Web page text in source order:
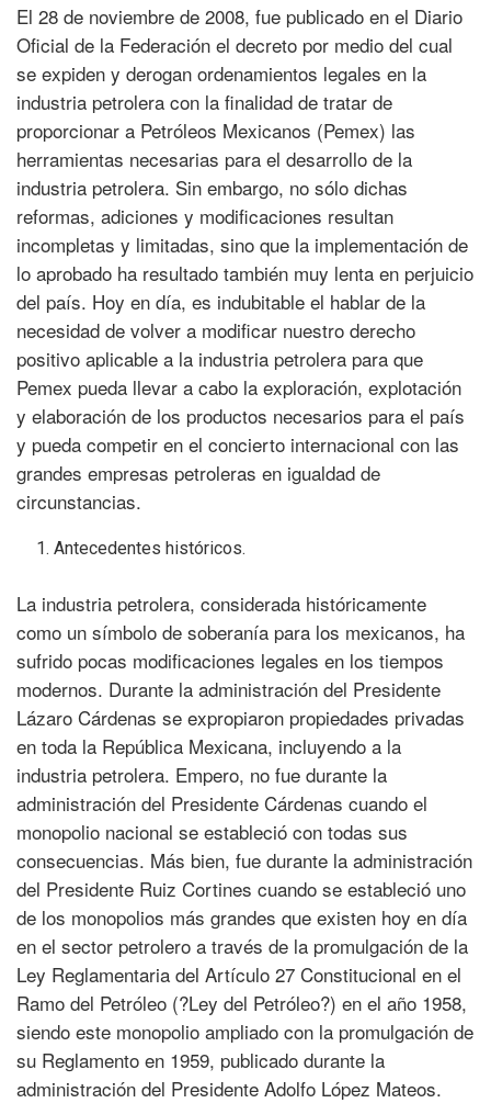
El 28 de noviembre de 2008, fue publicado en el Diario
Oficial de la Federación el decreto por medio del cual
se expiden y derogan ordenamientos legales en la
industria petrolera con la finalidad de tratar de
proporcionar a Petróleos Mexicanos (Pemex) las
herramientas necesarias para el desarrollo de la
industria petrolera. Sin embargo, no sólo dichas
reformas, adiciones y modificaciones resultan
incompletas y limitadas, sino que la implementación de
lo aprobado ha resultado también muy lenta en perjuicio
del país. Hoy en día, es indubitable el hablar de la
necesidad de volver a modificar nuestro derecho
positivo aplicable a la industria petrolera para que
Pemex pueda llevar a cabo la exploración, explotación
y elaboración de los productos necesarios para el país
y pueda competir en el concierto internacional con las
grandes empresas petroleras en igualdad de
circunstancias.
Antecedentes históricos.
La industria petrolera, considerada históricamente
como un símbolo de soberanía para los mexicanos, ha
sufrido pocas modificaciones legales en los tiempos
modernos. Durante la administración del Presidente
Lázaro Cárdenas se expropiaron propiedades privadas
en toda la República Mexicana, incluyendo a la
industria petrolera. Empero, no fue durante la
administración del Presidente Cárdenas cuando el
monopolio nacional se estableció con todas sus
consecuencias. Más bien, fue durante la administración
del Presidente Ruiz Cortines cuando se estableció uno
de los monopolios más grandes que existen hoy en día
en el sector petrolero a través de la promulgación de la
Ley Reglamentaria del Artículo 27 Constitucional en el
Ramo del Petróleo (?Ley del Petróleo?) en el año 1958,
siendo este monopolio ampliado con la promulgación de
su Reglamento en 1959, publicado durante la
administración del Presidente Adolfo López Mateos.